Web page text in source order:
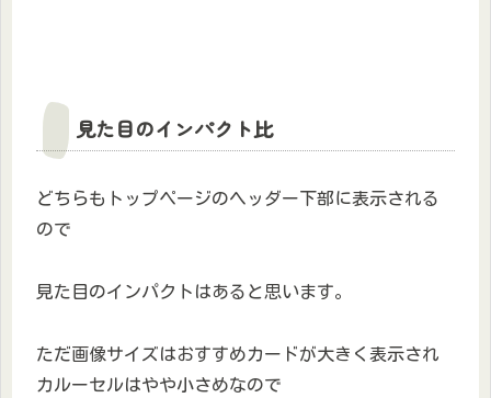
見た目のインパクト比
どちらもトップページのヘッダー下部に表示される
ので
見た目のインパクトはあると思います。
ただ画像サイズはおすすめカードが大きく表示され
カルーセルはやや小さめなので